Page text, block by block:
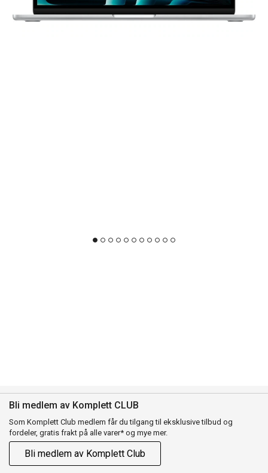
Bli medlem av Komplett CLUB
Som Komplett Club medlem får du tilgang til eksklusive tilbud og
fordeler, gratis frakt på alle varer* og mye mer.
Bli medlem av Komplett Club